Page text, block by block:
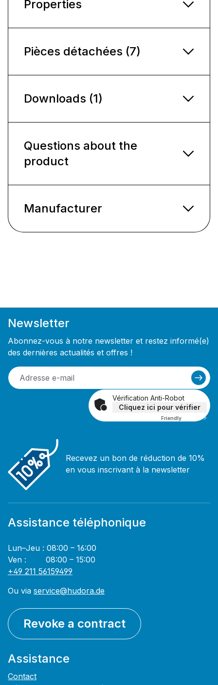
Properties
Pièces détachées (7)
Downloads (1)
Questions about the
product
Manufacturer
Newsletter
Abonnez-vous à notre newsletter et restez informé(e)
des dernières actualités et offres !
Vérification Anti-Robot
Cliquez ici pour vérifier
Friendly Captcha ⇗
Recevez un bon de réduction de 10%
en vous inscrivant à la newsletter
Assistance téléphonique
Lun–Jeu : 08:00 – 16:00
Ven : 08:00 – 15:00
+49 211 56159499
Ou via service@hudora.de
Revoke a contract
Assistance
Contact